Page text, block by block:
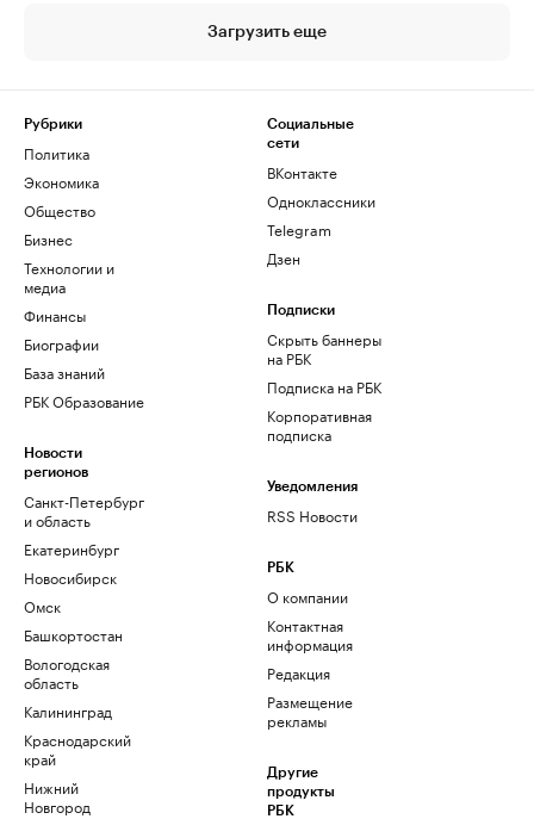
Загрузить еще
Рубрики
Политика
Экономика
Общество
Бизнес
Технологии и
медиа
Финансы
Биографии
База знаний
РБК Образование
Новости
регионов
Санкт-Петербург
и область
Екатеринбург
Новосибирск
Омск
Башкортостан
Вологодская
область
Калининград
Краснодарский
край
Нижний
Новгород
Социальные
сети
ВКонтакте
Одноклассники
Telegram
Дзен
Подписки
Скрыть баннеры
на РБК
Подписка на РБК
Корпоративная
подписка
Уведомления
RSS Новости
РБК
О компании
Контактная
информация
Редакция
Размещение
рекламы
Другие
продукты
РБК